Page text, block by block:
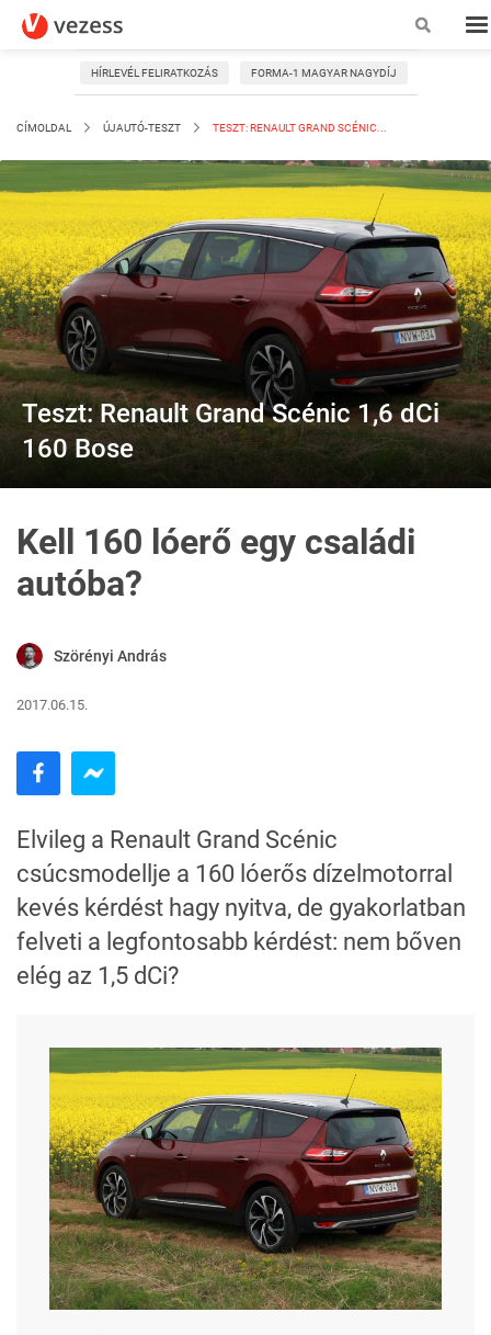
HÍRLEVÉL FELIRATKOZÁS FORMA-1 MAGYAR NAGYDÍJ
CÍMOLDAL ÚJAUTÓ-TESZT TESZT: RENAULT GRAND SCÉNIC...
Teszt: Renault Grand Scénic 1,6 dCi
160 Bose
Kell 160 lóerő egy családi
autóba?
Szörényi András
2017.06.15.
Elvileg a Renault Grand Scénic
csúcsmodellje a 160 lóerős dízelmotorral
kevés kérdést hagy nyitva, de gyakorlatban
felveti a legfontosabb kérdést: nem bőven
elég az 1,5 dCi?